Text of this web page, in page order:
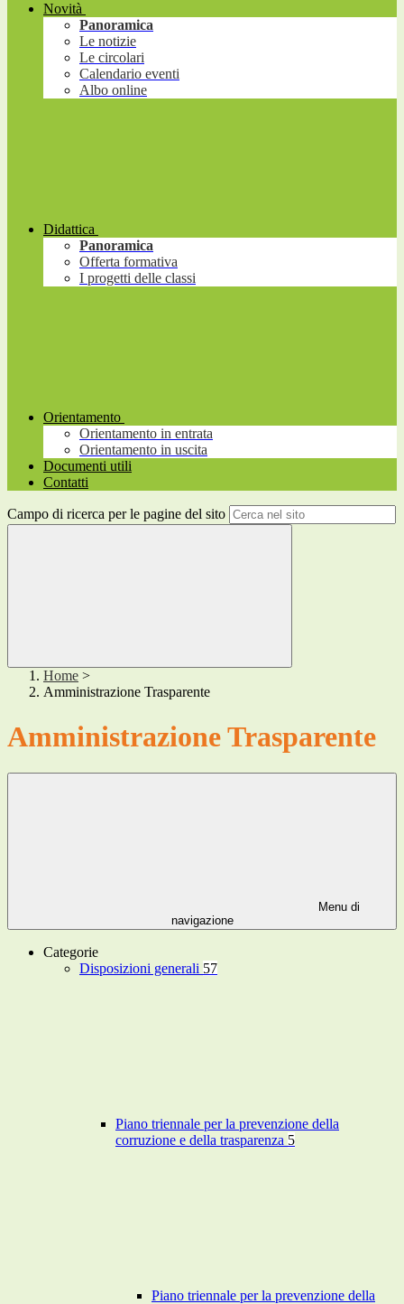
Novità
Panoramica
Le notizie
Le circolari
Calendario eventi
Albo online
Didattica
Panoramica
Offerta formativa
I progetti delle classi
Orientamento
Orientamento in entrata
Orientamento in uscita
Documenti utili
Contatti
Campo di ricerca per le pagine del sito
Home >
Amministrazione Trasparente
Amministrazione Trasparente
Menu di
navigazione
Categorie
Disposizioni generali 57
Piano triennale per la prevenzione della
corruzione e della trasparenza 5
Piano triennale per la prevenzione della